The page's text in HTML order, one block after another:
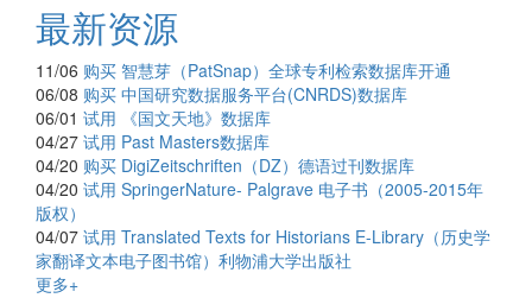
最新资源
11/06 购买 智慧芽（PatSnap）全球专利检索数据库开通
06/08 购买 中国研究数据服务平台(CNRDS)数据库
06/01 试用
《国文天地》数据库
04/27 试用 Past Masters数据库
04/20 购买 DigiZeitschriften（DZ）德语过刊数据库
04/20 试用 SpringerNature- Palgrave 电子书（2005-2015年
版权）
04/07 试用 Translated Texts for Historians E-Library（历史学
家翻译文本电子图书馆）利物浦大学出版社
更多+